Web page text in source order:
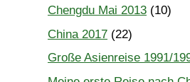
Chengdu Mai 2013 (10)
China 2017 (22)
Große Asienreise 1991/